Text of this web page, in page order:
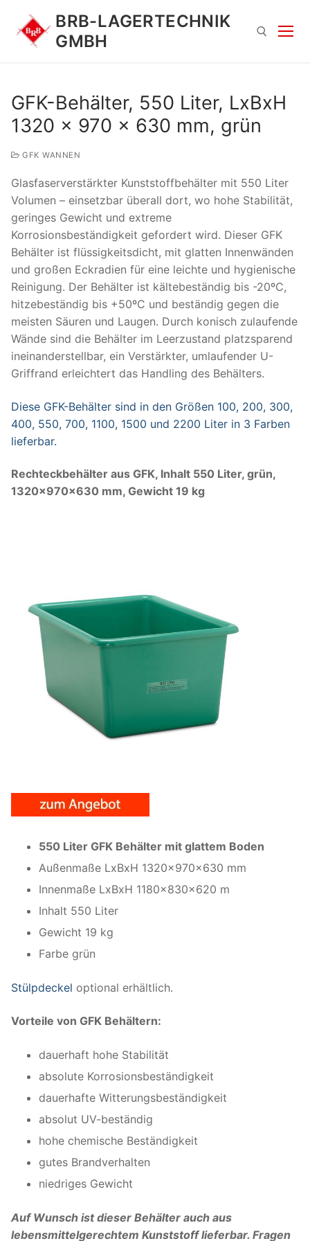
Inhalt
springen
BRB-LAGERTECHNIK
GMBH
Suchen
nach:
GFK-Behälter, 550 Liter, LxBxH
1320 x 970 x 630 mm, grün
GFK WANNEN
Glasfaserverstärkter Kunststoffbehälter mit 550 Liter
Volumen – einsetzbar überall dort, wo hohe Stabilität,
geringes Gewicht und extreme
Korrosionsbeständigkeit gefordert wird. Dieser GFK
Behälter ist flüssigkeitsdicht, mit glatten Innenwänden
und großen Eckradien für eine leichte und hygienische
Reinigung. Der Behälter ist kältebeständig bis -20ºC,
hitzebeständig bis +50ºC und beständig gegen die
meisten Säuren und Laugen. Durch konisch zulaufende
Wände sind die Behälter im Leerzustand platzsparend
ineinanderstellbar, ein Verstärkter, umlaufender U-
Griffrand erleichtert das Handling des Behälters.
Diese GFK-Behälter sind in den Größen 100, 200, 300,
400, 550, 700, 1100, 1500 und 2200 Liter in 3 Farben
lieferbar.
Rechteckbehälter aus GFK, Inhalt 550 Liter, grün,
1320x970x630 mm, Gewicht 19 kg
550 Liter GFK Behälter mit glattem Boden
Außenmaße LxBxH 1320x970x630 mm
Innenmaße LxBxH 1180x830x620 m
Inhalt 550 Liter
Gewicht 19 kg
Farbe grün
Stülpdeckel optional erhältlich.
Vorteile von GFK Behältern:
dauerhaft hohe Stabilität
absolute Korrosionsbeständigkeit
dauerhafte Witterungsbeständigkeit
absolut UV-beständig
hohe chemische Beständigkeit
gutes Brandverhalten
niedriges Gewicht
Auf Wunsch ist dieser Behälter auch aus
lebensmittelgerechtem Kunststoff lieferbar. Fragen